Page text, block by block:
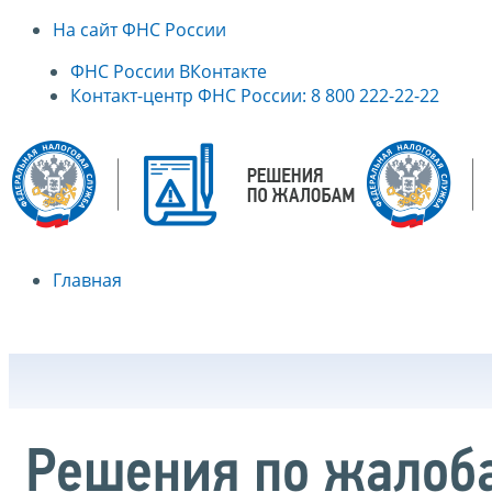
На сайт ФНС России
ФНС России ВКонтакте
Контакт-центр ФНС России: 8 800 222-22-22
Главная
Решения по